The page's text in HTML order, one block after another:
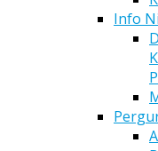
Info